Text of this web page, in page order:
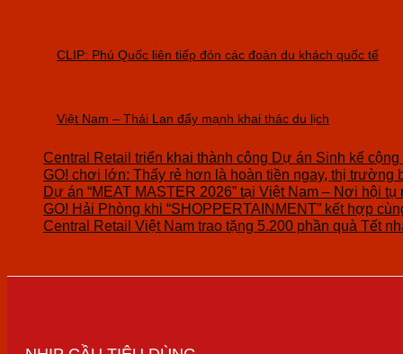
CLIP: Phú Quốc liên tiếp đón các đoàn du khách quốc tế
Việt Nam – Thái Lan đẩy mạnh khai thác du lịch
Central Retail triển khai thành công Dự án Sinh kế
GO! chơi lớn: Thấy rẻ hơn là hoàn tiền ngay, thị trường
Dự án “MEAT MASTER 2026” tại Việt Nam – Nơi hội
GO! Hải Phòng khi “SHOPPERTAINMENT” kết hợp
Central Retail Việt Nam trao tặng 5.200 phần quà Tết